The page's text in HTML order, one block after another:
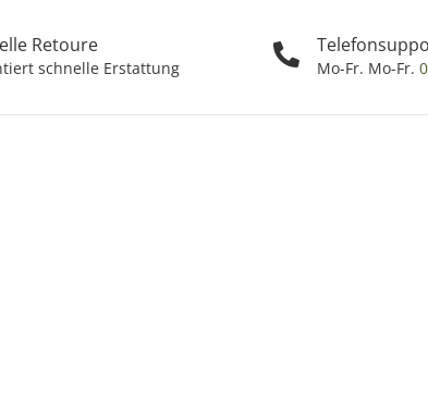
Retoure
schnelle Erstattung Mo-Fr. Mo-Fr.